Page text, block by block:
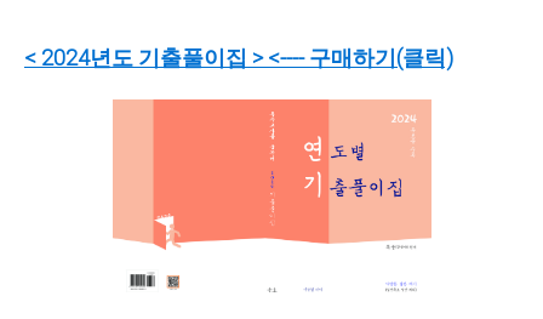
< 2024년도 기출풀이집 ><---- 구매하기(클릭)